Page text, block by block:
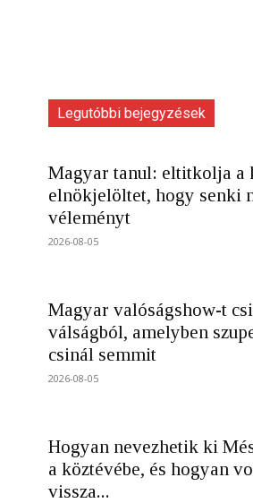
Legutóbbi bejegyzések
Magyar tanul: eltitkolja a
elnökjelöltet, hogy senki
véleményt
2026-08-05
Magyar valóságshow-t
válságból, amelyben
csinál semmit
2026-08-05
Hogyan nevezhetik ki
a köztévébe, és hogyan
vissza...